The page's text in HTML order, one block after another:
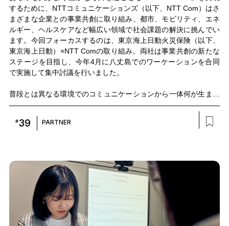
するために、NTTコミュニケーションズ（以下、NTT Com）はさ
まざまな企業との事業共創に取り組み、都市、モビリティ、エネ
ルギー、ヘルスケアなど幅広い領域で社会課題の解決に挑んでい
ます。今回フォーカスするのは、東京海上日動火災保険（以下、
東京海上日動）×NTT Comの取り組み。両社は事業共創の新たな
ステージを目指し、今年4月に八丈島でのワーケーションを合同
で実施して集中討議を行いました。
普段とは異なる環境でのコミュニケーションから一体何が生まれ
るのか。ワーケーションに参加した4名のメンバーと、宿泊機能
付きサテライトオフィスを提供するIsland and office代表取締役の
柏木彩氏を迎え、1泊2日のワーケーションを振り返りながら、非
#39 PARTNER